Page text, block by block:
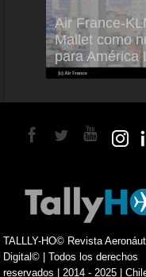
Air France-
Mallet como
para América
TALLLY-HO© Revista
Digital© | Todos los derechos
reservados | 2014 - 2025 |